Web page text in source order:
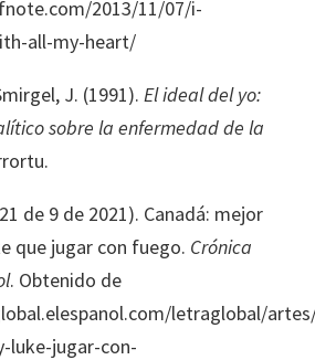
2013/11/07/i-
all-my-heart/
J. (1991). El ideal del yo:
sobre la enfermedad de la
de 9 de 2021). Canadá: mejor
que jugar con fuego. Crónica
. Obtenido de
letraglobal/
luke-jugar-con-